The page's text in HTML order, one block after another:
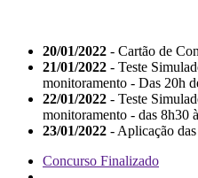
20/01/2022 - Cartão de
21/01/2022 - Teste
monitoramento - Das 20h
22/01/2022 - Teste
monitoramento - das 8h30
23/01/2022 - Aplicação
Concurso Finalizado